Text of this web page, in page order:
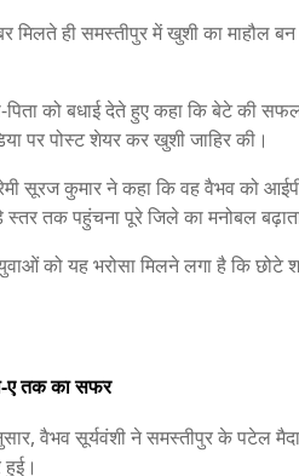
ही समस्तीपुर में खुशी का माहौल
पिता को बधाई देते हुए कहा कि बेटे की
पर पोस्ट शेयर कर खुशी जाहिर की।
सूरज कुमार ने कहा कि वह वैभव को
तक पहुंचना पूरे जिले का मनोबल
को यह भरोसा मिलने लगा है कि छोटे
ए तक का सफर
वैभव सूर्यवंशी ने समस्तीपुर के पटेल